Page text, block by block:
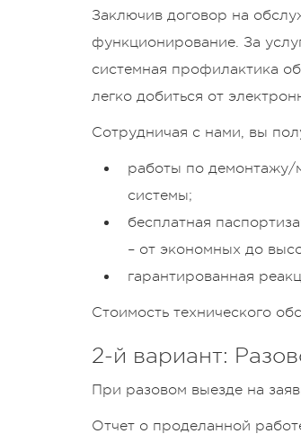
Заключив договор на
функционирование. За
системная профилактика
легко добиться от
Сотрудничая с нами, вы
работы по демонтажу/
системы;
бесплатная
– от экономных до
гарантированная
Стоимость технического
2-й вариант:
При разовом выезде на
Отчет о проделанной